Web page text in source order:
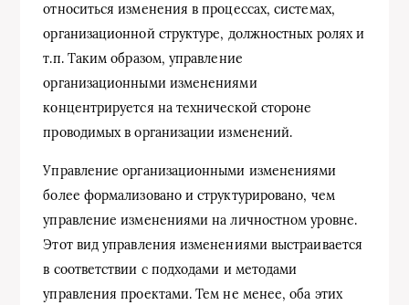
относиться изменения в процессах, системах,
организационной структуре, должностных ролях и
т.п. Таким образом, управление
организационными изменениями
концентрируется на технической стороне
проводимых в организации изменений.
Управление организационными изменениями
более формализовано и структурировано, чем
управление изменениями на личностном уровне.
Этот вид управления изменениями выстраивается
в соответствии с подходами и методами
управления проектами. Тем не менее, оба этих